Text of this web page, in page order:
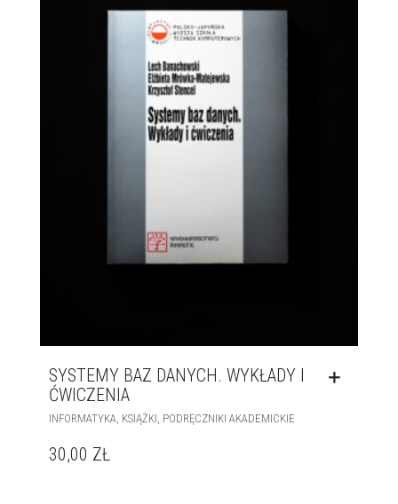
SYSTEMY BAZ DANYCH. WYKŁADY I
ĆWICZENIA
INFORMATYKA KSIĄŻKI PODRĘCZNIKI AKADEMICKIE
30,00 ZŁ